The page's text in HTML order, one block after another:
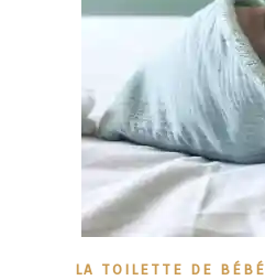
LA TOILETTE DE BÉBÉ